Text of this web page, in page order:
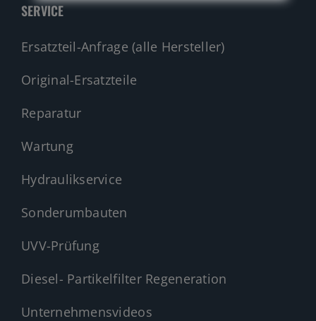
SERVICE
Ersatzteil-Anfrage (alle Hersteller)
Original-Ersatzteile
Reparatur
Wartung
Hydraulikservice
Sonderumbauten
UVV-Prüfung
Diesel- Partikelfilter Regeneration
Unternehmensvideos